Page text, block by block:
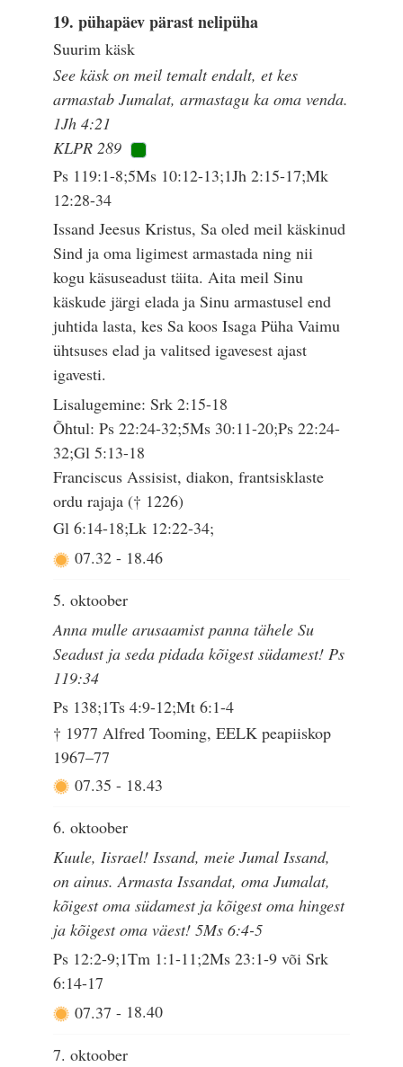
19. pühapäev pärast nelipüha
Suurim käsk
See käsk on meil temalt endalt, et kes
armastab Jumalat, armastagu ka oma venda.
1Jh 4:21
KLPR 289
Ps 119:1-8;5Ms 10:12-13;1Jh 2:15-17;Mk
12:28-34
Issand Jeesus Kristus, Sa oled meil käskinud
Sind ja oma ligimest armastada ning nii
kogu käsuseadust täita. Aita meil Sinu
käskude järgi elada ja Sinu armastusel end
juhtida lasta, kes Sa koos Isaga Püha Vaimu
ühtsuses elad ja valitsed igavesest ajast
igavesti.
Lisalugemine: Srk 2:15-18
Õhtul: Ps 22:24-32;5Ms 30:11-20;Ps 22:24-
32;Gl 5:13-18
Franciscus Assisist, diakon, frantsisklaste
ordu rajaja († 1226)
Gl 6:14-18;Lk 12:22-34;
07.32 - 18.46
5. oktoober
Anna mulle arusaamist panna tähele Su
Seadust ja seda pidada kõigest südamest! Ps
119:34
Ps 138;1Ts 4:9-12;Mt 6:1-4
† 1977 Alfred Tooming, EELK peapiiskop
1967–77
07.35 - 18.43
6. oktoober
Kuule, Iisrael! Issand, meie Jumal Issand,
on ainus. Armasta Issandat, oma Jumalat,
kõigest oma südamest ja kõigest oma hingest
ja kõigest oma väest! 5Ms 6:4-5
Ps 12:2-9;1Tm 1:1-11;2Ms 23:1-9 või Srk
6:14-17
07.37 - 18.40
7. oktoober